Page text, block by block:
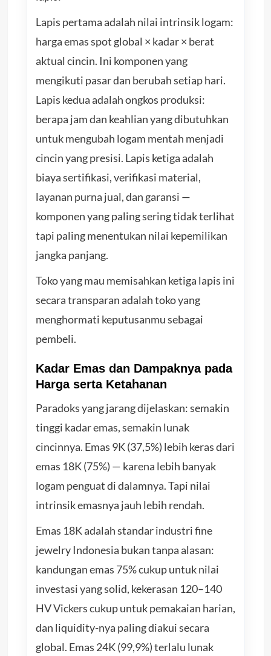
Lapis pertama adalah nilai intrinsik logam:
harga emas spot global × kadar × berat
aktual cincin. Ini komponen yang
mengikuti pasar dan berubah setiap hari.
Lapis kedua adalah ongkos produksi:
berapa jam dan keahlian yang dibutuhkan
untuk mengubah logam mentah menjadi
cincin yang presisi. Lapis ketiga adalah
biaya sertifikasi, verifikasi material,
layanan purna jual, dan garansi —
komponen yang paling sering tidak terlihat
tapi paling menentukan nilai kepemilikan
jangka panjang.
Toko yang mau memisahkan ketiga lapis ini
secara transparan adalah toko yang
menghormati keputusanmu sebagai
pembeli.
Kadar Emas dan Dampaknya pada
Harga serta Ketahanan
Paradoks yang jarang dijelaskan: semakin
tinggi kadar emas, semakin lunak
cincinnya. Emas 9K (37,5%) lebih keras dari
emas 18K (75%) — karena lebih banyak
logam penguat di dalamnya. Tapi nilai
intrinsik emasnya jauh lebih rendah.
Emas 18K adalah standar industri fine
jewelry Indonesia bukan tanpa alasan:
kandungan emas 75% cukup untuk nilai
investasi yang solid, kekerasan 120–140
HV Vickers cukup untuk pemakaian harian,
dan liquidity-nya paling diakui secara
global. Emas 24K (99,9%) terlalu lunak